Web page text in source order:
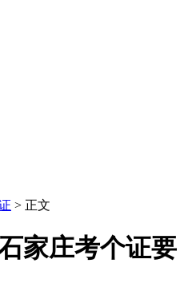
> 正文
家庄考个证要